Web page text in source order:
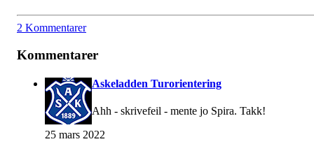
2 Kommentarer
Kommentarer
Askeladden Turorientering
Ahh - skrivefeil - mente jo Spira. Takk!
25 mars 2022